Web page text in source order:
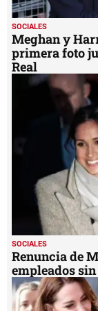
SOCIALES
Meghan y
primera foto
Real
SOCIALES
Renuncia de
empleados